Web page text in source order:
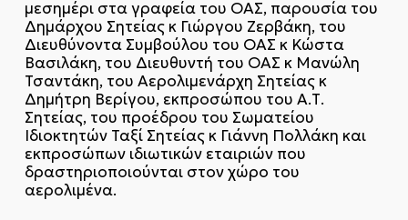
μεσημέρι στα γραφεία του ΟΑΣ, παρουσία του
Δημάρχου Σητείας κ Γιώργου Ζερβάκη, του
Διευθύνοντα Συμβούλου του ΟΑΣ κ Κώστα
Βασιλάκη, του Διευθυντή του ΟΑΣ κ Μανώλη
Τσαντάκη, του Αερολιμενάρχη Σητείας κ
Δημήτρη Βερίγου, εκπροσώπου του Α.Τ.
Σητείας, του προέδρου του Σωματείου
Ιδιοκτητών Ταξί Σητείας κ Γιάννη Πολλάκη και
εκπροσώπων ιδιωτικών εταιριών που
δραστηριοποιούνται στον χώρο του
αερολιμένα.